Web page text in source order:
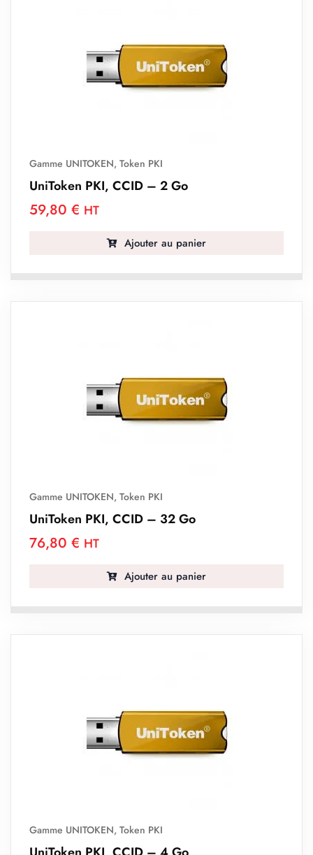
Gamme UNITOKEN, Token PKI
UniToken PKI, CCID – 2 Go
59,80 € HT
Ajouter au panier
Gamme UNITOKEN, Token PKI
UniToken PKI, CCID – 32 Go
76,80 € HT
Ajouter au panier
Gamme UNITOKEN, Token PKI